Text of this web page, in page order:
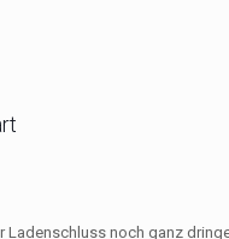
noch ganz